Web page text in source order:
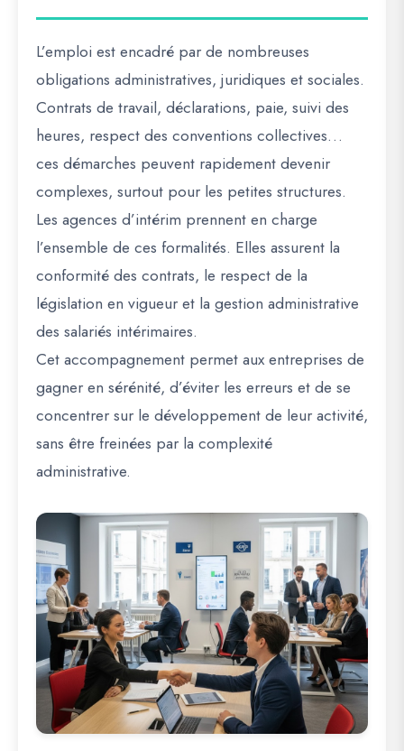
L’emploi est encadré par de nombreuses
obligations administratives, juridiques et sociales.
Contrats de travail, déclarations, paie, suivi des
heures, respect des conventions collectives…
ces démarches peuvent rapidement devenir
complexes, surtout pour les petites structures.
Les agences d’intérim prennent en charge
l’ensemble de ces formalités. Elles assurent la
conformité des contrats, le respect de la
législation en vigueur et la gestion administrative
des salariés intérimaires.
Cet accompagnement permet aux entreprises de
gagner en sérénité, d’éviter les erreurs et de se
concentrer sur le développement de leur activité,
sans être freinées par la complexité
administrative.